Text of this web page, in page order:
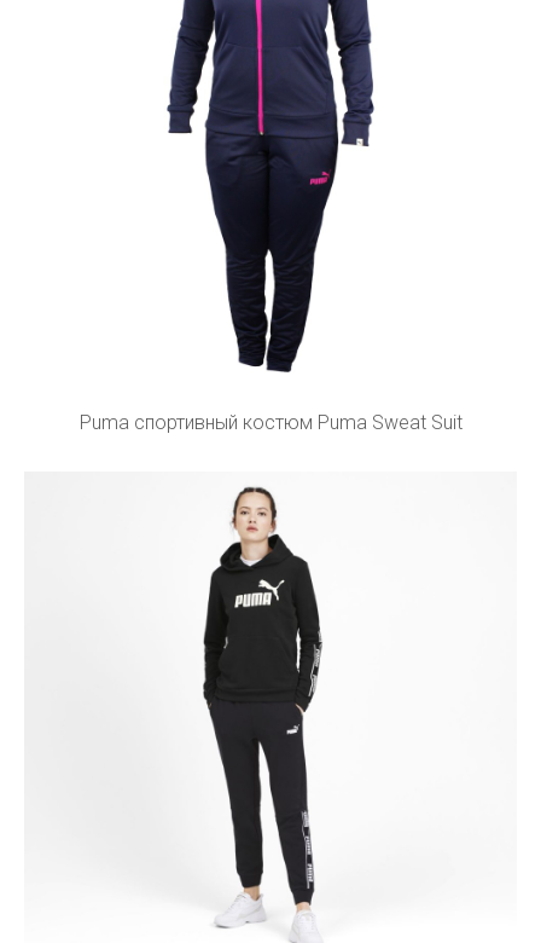
Puma спортивный костюм Puma Sweat Suit